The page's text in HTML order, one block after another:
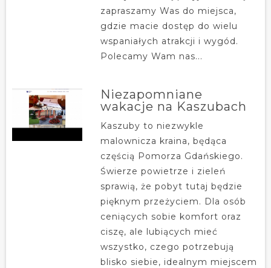
zapraszamy Was do miejsca,
gdzie macie dostęp do wielu
wspaniałych atrakcji i wygód.
Polecamy Wam nas...
Niezapomniane
wakacje na Kaszubach
Kaszuby to niezwykle
malownicza kraina, będąca
częścią Pomorza Gdańskiego.
Świerze powietrze i zieleń
sprawią, że pobyt tutaj będzie
pięknym przeżyciem. Dla osób
ceniących sobie komfort oraz
ciszę, ale lubiących mieć
wszystko, czego potrzebują
blisko siebie, idealnym miejscem